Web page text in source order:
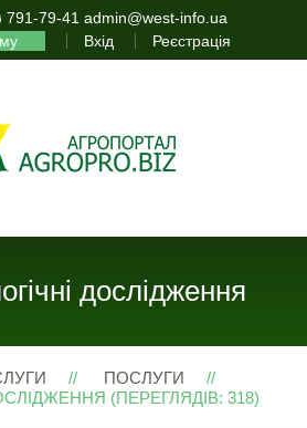
791-79-41 admin@west-info.ua
Вхід Реєстрація
дослідження
ПОСЛУГИ
(ПЕРЕГЛЯДІВ: 318)